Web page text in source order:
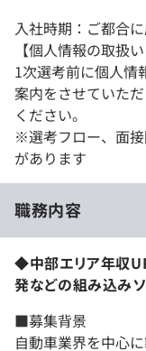
入社時期：ご都合
【個人情報の取扱
1次選考前に個人情
案内をさせていた
ください。
※選考フロー、面
があります
職務内容
◆中部エリア年収
発などの組み込み
■募集背景
自動車業界を中心